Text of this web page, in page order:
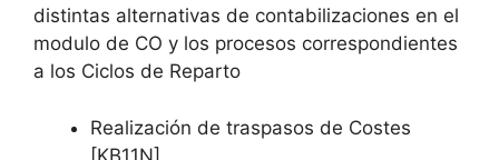
distintas alternativas de contabilizaciones en el
modulo de CO y los procesos correspondientes
a los Ciclos de Reparto
Realización de traspasos de Costes
[KB11N]